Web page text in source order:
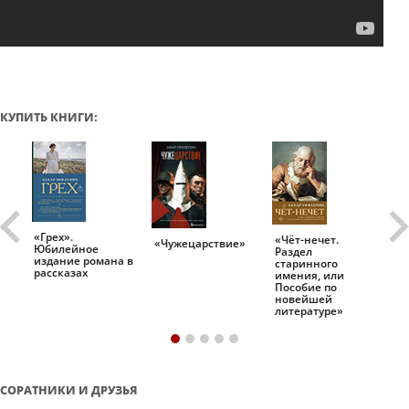
КУПИТЬ КНИГИ:
«Грех».
Юбилейное
издание романа в
рассказах
«Чужецарствие» «Чёт-нечет.
Раздел
старинного
имения, или
Пособие по
новейшей
литературе»
СОРАТНИКИ И ДРУЗЬЯ